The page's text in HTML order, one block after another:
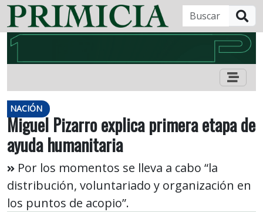
NACIÓN
Miguel Pizarro explica primera etapa de
ayuda humanitaria
Por los momentos se lleva a cabo “la
distribución, voluntariado y organización en
los puntos de acopio”.